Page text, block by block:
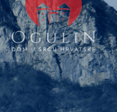
Copyright © 2018. Grad